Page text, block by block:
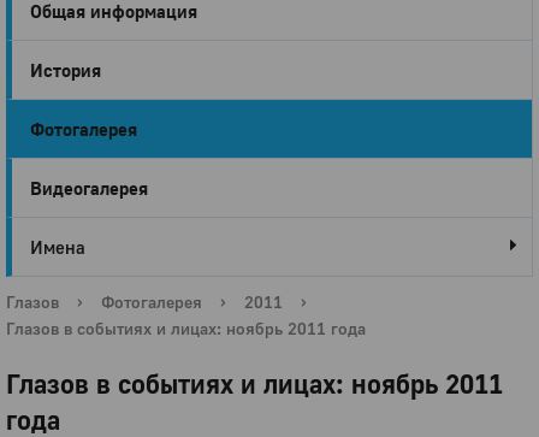
Глазов
Общая информация
История
Фотогалерея
Видеогалерея
Имена
Глазов › Фотогалерея › 2011
›
Глазов в событиях и лицах: ноябрь 2011 года
Глазов в событиях и лицах: ноябрь 2011
года